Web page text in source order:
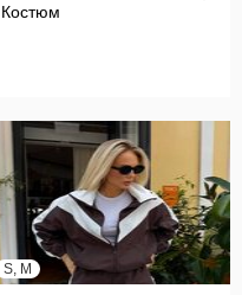
Костюм
S, M